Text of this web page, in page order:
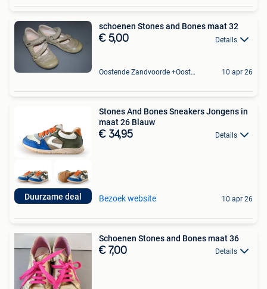
schoenen Stones and Bones maat 32
€ 5,00 Details
Oostende Zandvoorde +Oostende 10 apr 26
Duurzame deal
Stones And Bones Sneakers Jongens in
maat 26 Blauw
€ 34,95 Details
Bezoek website 10 apr 26
Schoenen Stones and Bones maat 36
€ 7,00 Details